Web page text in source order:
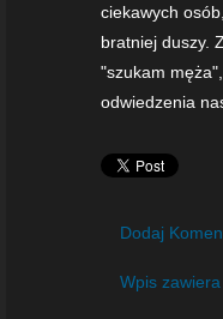
ciekawych
bratniej duszy.
"szukam
odwiedzenia
Dodaj
Wpis zawiera